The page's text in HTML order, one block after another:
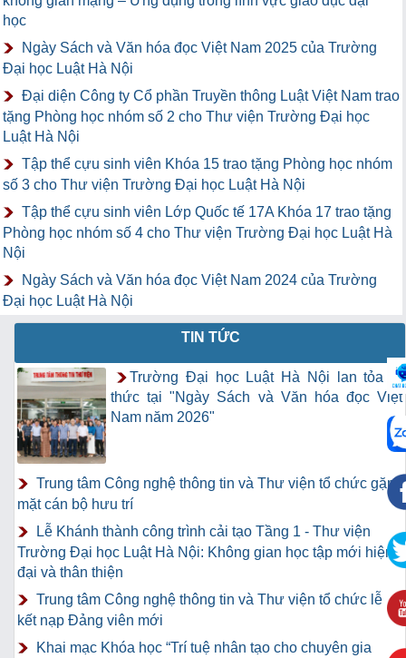
học
Ngày Sách và Văn hóa đọc Việt Nam 2025 của Trường
Đại học Luật Hà Nội
Đại diện Công ty Cổ phần Truyền thông Luật Việt Nam trao
tặng Phòng học nhóm số 2 cho Thư viện Trường Đại học
Luật Hà Nội
Tập thể cựu sinh viên Khóa 15 trao tặng Phòng học nhóm
số 3 cho Thư viện Trường Đại học Luật Hà Nội
Tập thể cựu sinh viên Lớp Quốc tế 17A Khóa 17 trao tặng
Phòng học nhóm số 4 cho Thư viện Trường Đại học Luật Hà
Nội
Ngày Sách và Văn hóa đọc Việt Nam 2024 của Trường
Đại học Luật Hà Nội
TIN TỨC
Trường Đại học Luật Hà Nội lan tỏa tri
thức tại "Ngày Sách và Văn hóa đọc Việt
Nam năm 2026"
Trung tâm Công nghệ thông tin và Thư viện tổ chức gặp
mặt cán bộ hưu trí
Lễ Khánh thành công trình cải tạo Tầng 1 - Thư viện
Trường Đại học Luật Hà Nội: Không gian học tập mới hiện
đại và thân thiện
Trung tâm Công nghệ thông tin và Thư viện tổ chức lễ
kết nạp Đảng viên mới
Khai mạc Khóa học “Trí tuệ nhân tạo cho chuyên gia